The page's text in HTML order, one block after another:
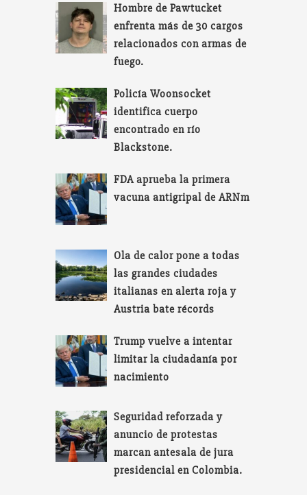
Hombre de Pawtucket
enfrenta más de 30 cargos
relacionados con armas de
fuego.
Policía Woonsocket
identifica cuerpo
encontrado en río
Blackstone.
FDA aprueba la primera
vacuna antigripal de ARNm
Ola de calor pone a todas
las grandes ciudades
italianas en alerta roja y
Austria bate récords
Trump vuelve a intentar
limitar la ciudadanía por
nacimiento
Seguridad reforzada y
anuncio de protestas
marcan antesala de jura
presidencial en Colombia.